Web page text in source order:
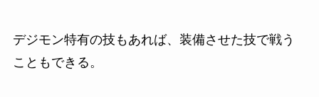
デジモン特有の技もあれば、装備させた技で戦う
こともできる。